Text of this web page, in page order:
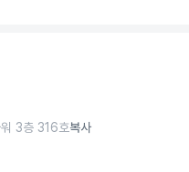
3층 316호복사